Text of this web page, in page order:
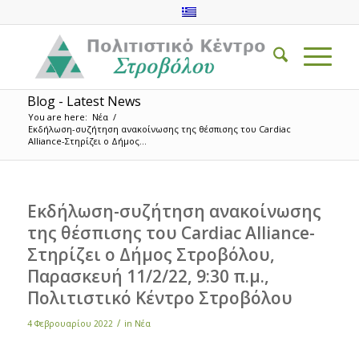
Blog - Latest News
You are here: Νέα /
Εκδήλωση-συζήτηση ανακοίνωσης της θέσπισης του Cardiac
Alliance-Στηρίζει ο Δήμος...
Εκδήλωση-συζήτηση ανακοίνωσης
της θέσπισης του Cardiac Alliance-
Στηρίζει ο Δήμος Στροβόλου,
Παρασκευή 11/2/22, 9:30 π.μ.,
Πολιτιστικό Κέντρο Στροβόλου
4 Φεβρουαρίου 2022 / in Νέα